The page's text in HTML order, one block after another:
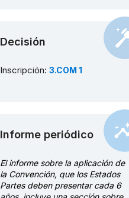
Decisión
Inscripción: 3.COM 1
Informe periódico
El informe sobre la aplicación de
la Convención, que los Estados
Partes deben presentar cada 6